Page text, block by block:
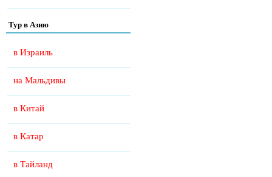
Тур в Азию
в Израиль
на Мальдивы
в Китай
в Катар
в Тайланд